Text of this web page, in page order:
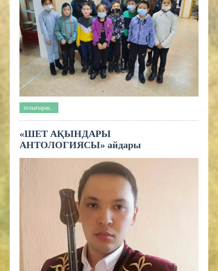
толығырақ...
«ШЕТ АҚЫНДАРЫ
АНТОЛОГИЯСЫ» айдары